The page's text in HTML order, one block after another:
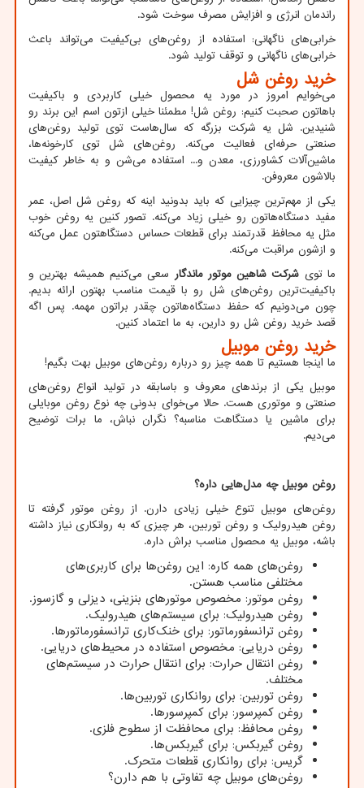
راندمان انرژی و افزایش مصرف سوخت شود.
خرابی‌های ناگهانی: استفاده از روغن‌های بی‌کیفیت می‌تواند باعث
خرابی‌های ناگهانی و توقف تولید شود.
خرید روغن شل
می‌خوایم امروز در مورد یه محصول خیلی کاربردی و باکیفیت
باهاتون صحبت کنیم: روغن شل! مطمئنا خیلی ازتون اسم این برند رو
شنیدین. شل یه شرکت بزرگه که سال‌هاست توی تولید روغن‌های
صنعتی حرفه‌ای فعالیت می‌کنه. روغن‌های شل توی کارخونه‌ها،
ماشین‌آلات کشاورزی، معدن و... استفاده می‌شن و به خاطر کیفیت
بالاشون معروفن.
یکی از مهم‌ترین چیزایی که باید بدونید اینه که روغن شل اصل، عمر
مفید دستگاه‌هاتون رو خیلی زیاد می‌کنه. تصور کنین یه روغن خوب
مثل یه محافظ قدرتمند برای قطعات حساس دستگاهتون عمل می‌کنه
و ازشون مراقبت می‌کنه.
ما توی شرکت شاهین موتور ماندگار سعی می‌کنیم همیشه بهترین و
باکیفیت‌ترین روغن‌های شل رو با قیمت مناسب بهتون ارائه بدیم.
چون می‌دونیم که حفظ دستگاه‌هاتون چقدر براتون مهمه. پس اگه
قصد خرید روغن شل رو دارین، به ما اعتماد کنین.
خرید روغن موبیل
ما اینجا هستیم تا همه چیز رو درباره روغن‌های موبیل بهت بگیم!
موبیل یکی از برندهای معروف و باسابقه در تولید انواع روغن‌های
صنعتی و موتوری هست. حالا می‌خوای بدونی چه نوع روغن موبایلی
برای ماشین یا دستگاهت مناسبه؟ نگران نباش، ما برات توضیح
می‌دیم.
روغن موبیل چه مدل‌هایی داره؟
روغن‌های موبیل تنوع خیلی زیادی دارن. از روغن موتور گرفته تا
روغن هیدرولیک و روغن توربین، هر چیزی که به روانکاری نیاز داشته
باشه، موبیل یه محصول مناسب براش داره.
روغن‌های همه کاره: این روغن‌ها برای کاربری‌های
مختلفی مناسب هستن.
روغن موتور: مخصوص موتورهای بنزینی، دیزلی و گازسوز.
روغن هیدرولیک: برای سیستم‌های هیدرولیک.
روغن ترانسفورماتور: برای خنک‌کاری ترانسفورماتورها.
روغن دریایی: مخصوص استفاده در محیط‌های دریایی.
روغن انتقال حرارت: برای انتقال حرارت در سیستم‌های
مختلف.
روغن توربین: برای روانکاری توربین‌ها.
روغن کمپرسور: برای کمپرسورها.
روغن محافظ: برای محافظت از سطوح فلزی.
روغن گیربکس: برای گیربکس‌ها.
گریس: برای روانکاری قطعات متحرک.
روغن‌های موبیل چه تفاوتی با هم دارن؟